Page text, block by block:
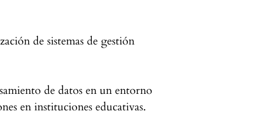
de sistemas de gestión
de datos en un entorno
en instituciones educativas.